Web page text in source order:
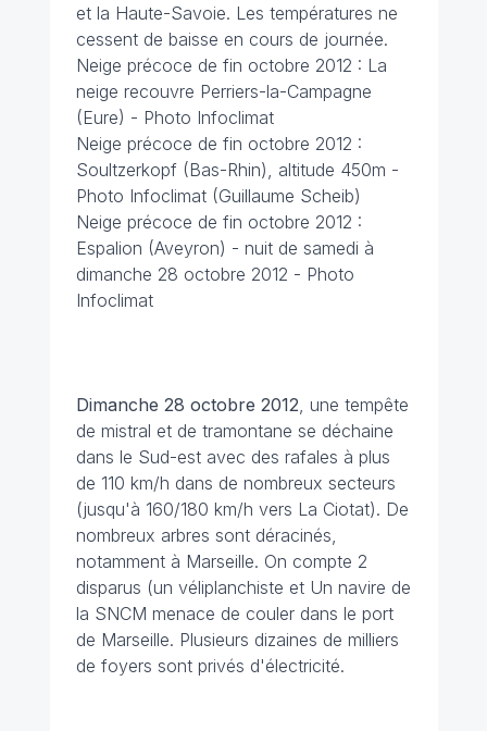
et la Haute-Savoie. Les températures ne
cessent de baisse en cours de journée.
Neige précoce de fin octobre 2012 : La
neige recouvre Perriers-la-Campagne
(Eure) - Photo Infoclimat
Neige précoce de fin octobre 2012 :
Soultzerkopf (Bas-Rhin), altitude 450m -
Photo Infoclimat (Guillaume Scheib)
Neige précoce de fin octobre 2012 :
Espalion (Aveyron) - nuit de samedi à
dimanche 28 octobre 2012 - Photo
Infoclimat
Dimanche 28 octobre 2012, une tempête
de mistral et de tramontane se déchaine
dans le Sud-est avec des rafales à plus
de 110 km/h dans de nombreux secteurs
(jusqu'à 160/180 km/h vers La Ciotat). De
nombreux arbres sont déracinés,
notamment à Marseille. On compte 2
disparus (un véliplanchiste et Un navire de
la SNCM menace de couler dans le port
de Marseille. Plusieurs dizaines de milliers
de foyers sont privés d'électricité.